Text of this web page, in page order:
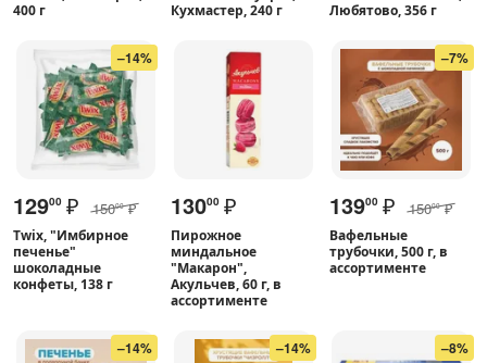
400 г
Кухмастер, 240 г
Любятово, 356 г
–14%
12900 ₽ 15000 ₽
Twix, "Имбирное
печенье"
шоколадные
конфеты, 138 г
13000 ₽
Пирожное
миндальное
"Макарон",
Акульчев, 60 г, в
ассортименте
–7%
13900 ₽ 15000 ₽
Вафельные
трубочки, 500 г, в
ассортименте
–14% –14% –8%